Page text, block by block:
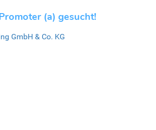
(a) gesucht!
GmbH & Co. KG